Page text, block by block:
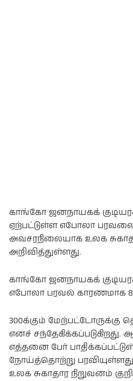
காங்கோ ஜனநாயகக்
ஏற்பட்டுள்ள எபோலா
அவசரநிலையாக உலக
அறிவித்துள்ளது.
காங்கோ ஜனநாயகக்
எபோலா பரவல் காரணமாக
300க்கும் மேற்பட்டோருக்கு
எனச்
எத்தனை பேர்
நோய்த்தொற்று
உலக சுகாதார நிறுவனம்